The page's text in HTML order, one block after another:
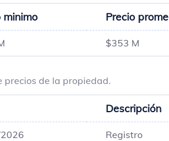
minimo Precio
$353 M
precios de la propiedad.
Descripción
Registro